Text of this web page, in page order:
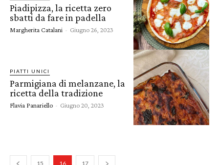
Piadipizza, la ricetta zero
sbatti da fare in padella
Margherita Catalani - Giugno 26, 2023
PIATTI UNICI
Parmigiana di melanzane, la
ricetta della tradizione
Flavia Panariello - Giugno 20, 2023
15 16 17